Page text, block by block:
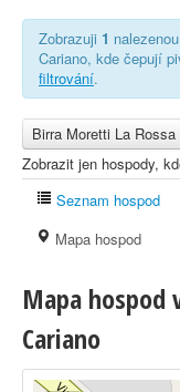
Zobrazuji 1
Cariano, kde čepují
filtrování.
Birra Moretti La Rossa
Zobrazit jen hospody,
Seznam hospod
Mapa hospod
Mapa hospod
Cariano